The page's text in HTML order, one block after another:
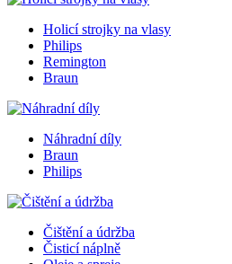
Holicí strojky na vlasy
Philips
Remington
Braun
Náhradní díly
Braun
Philips
Čištění a údržba
Čisticí náplně